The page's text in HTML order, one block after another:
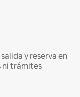
y reserva en
ni trámites